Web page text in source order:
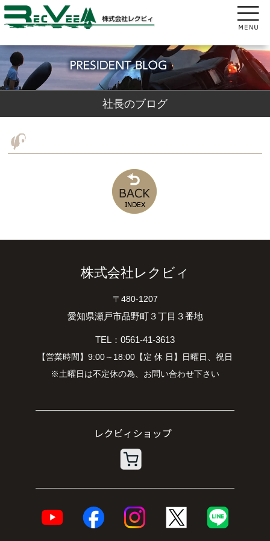
社長のブログ
株式会社レクビィ
〒480-1207
愛知県瀬戸市品野町３丁目３番地
TEL：0561-41-3613
【営業時間】9:00～18:00【定 休 日】日曜日、祝日
※土曜日は不定休の為、お問い合わせ下さい